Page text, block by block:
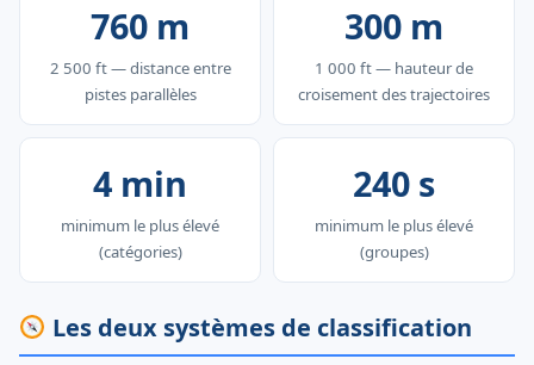
760 m
2 500 ft — distance entre
pistes parallèles
300 m
1 000 ft — hauteur de
croisement des trajectoires
4 min
minimum le plus élevé
(catégories)
240 s
minimum le plus élevé
(groupes)
Les deux systèmes de classification